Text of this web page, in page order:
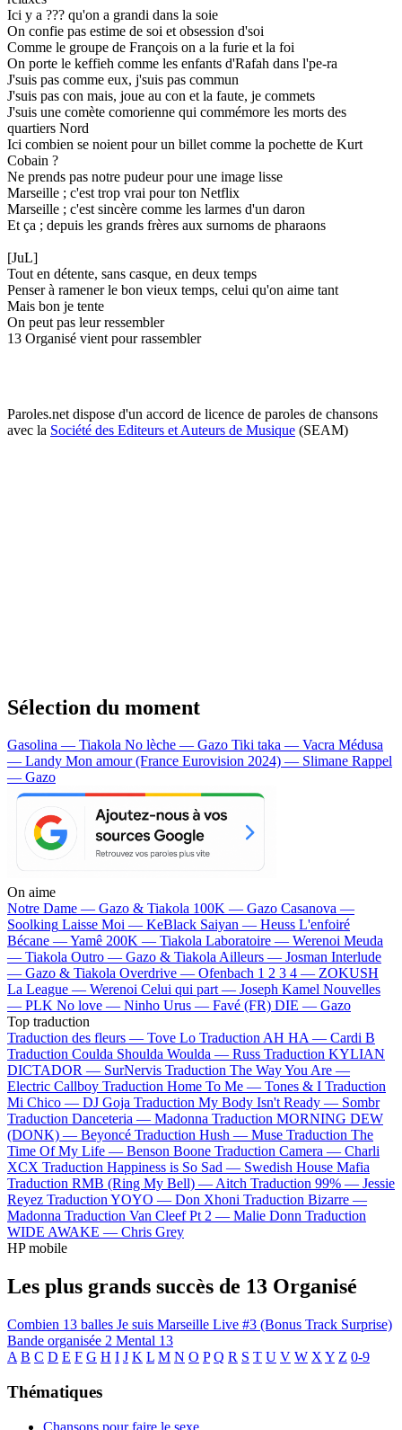
Ici y a ??? qu'on a grandi dans la soie
On confie pas estime de soi et obsession d'soi
Comme le groupe de François on a la furie et la foi
On porte le keffieh comme les enfants d'Rafah dans l'pe-ra
J'suis pas comme eux, j'suis pas commun
J'suis pas con mais, joue au con et la faute, je commets
J'suis une comète comorienne qui commémore les morts des
quartiers Nord
Ici combien se noient pour un billet comme la pochette de Kurt
Cobain ?
Ne prends pas notre pudeur pour une image lisse
Marseille ; c'est trop vrai pour ton Netflix
Marseille ; c'est sincère comme les larmes d'un daron
Et ça ; depuis les grands frères aux surnoms de pharaons
[JuL]
Tout en détente, sans casque, en deux temps
Penser à ramener le bon vieux temps, celui qu'on aime tant
Mais bon je tente
On peut pas leur ressembler
13 Organisé vient pour rassembler
Paroles.net dispose d'un accord de licence de paroles de chansons
avec la Société des Editeurs et Auteurs de Musique (SEAM)
Sélection du moment
Gasolina — Tiakola No lèche — Gazo Tiki taka — Vacra Médusa
— Landy Mon amour (France Eurovision 2024) — Slimane Rappel
— Gazo
On aime
Notre Dame — Gazo & Tiakola 100K — Gazo Casanova —
Soolking Laisse Moi — KeBlack Saiyan — Heuss L'enfoiré
Bécane —Yamê 200K — Tiakola Laboratoire — Werenoi Meuda
— Tiakola Outro — Gazo & TiakolaAilleurs — Josman Interlude
— Gazo & Tiakola Overdrive — Ofenbach 1 2 3 4 — ZOKUSH
La League — Werenoi Celui qui part — Joseph Kamel Nouvelles
— PLK No love — Ninho Urus — Favé (FR) DIE — Gazo
Top traduction
Traduction des fleurs — Tove Lo Traduction AH HA — Cardi B
Traduction Coulda Shoulda Woulda — Russ Traduction KYLIAN
DICTADOR — SurNervis Traduction The Way You Are —
Electric Callboy Traduction Home To Me — Tones & I Traduction
Mi Chico — DJ Goja Traduction My Body Isn't Ready — Sombr
Traduction Danceteria — Madonna Traduction MORNING DEW
(DONK) — Beyoncé Traduction Hush — Muse Traduction The
Time Of My Life — Benson Boone Traduction Camera — Charli
XCX Traduction Happiness is So Sad — Swedish House Mafia
Traduction RMB (Ring My Bell) —Aitch Traduction 99% — Jessie
Reyez Traduction YOYO — Don Xhoni Traduction Bizarre —
Madonna Traduction Van Cleef Pt 2 — Malie Donn Traduction
WIDE AWAKE — Chris Grey
HP mobile
Les plus grands succès de 13 Organisé
Combien 13 balles Je suis Marseille Live #3 (Bonus Track Surprise)
Bande organisée 2 Mental 13
A B C D E F G H I J K L M N O P Q R S T U V W X Y Z 0-9
Thématiques
Chansons pour faire le sexe